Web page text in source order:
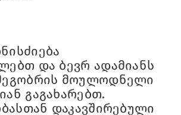
და ბევრ ადამიანს
მოულოდნელი
გაგახარებთ.
დაკავშირებული